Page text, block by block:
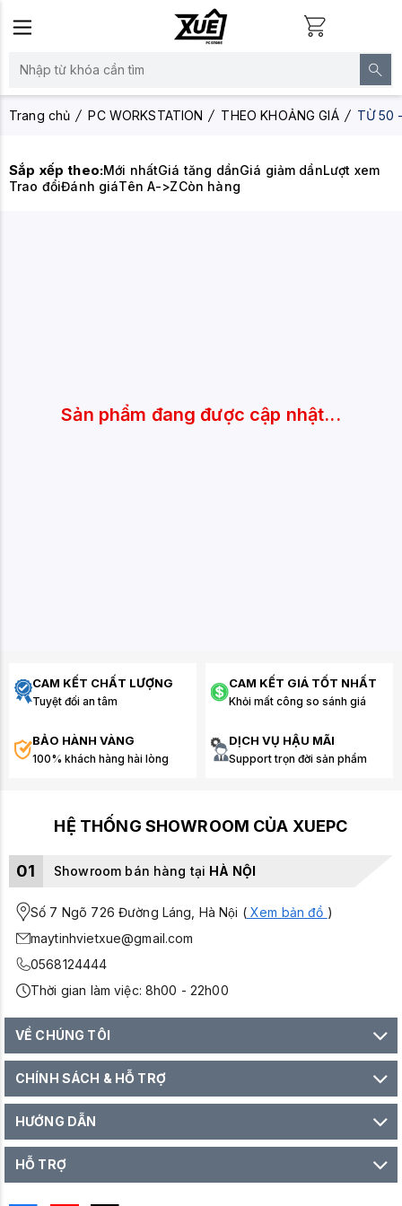
Trang chủ PC WORKSTATION THEO KHOẢNG GIÁ TỪ 50
Sắp xếp theo:Mới nhấtGiá tăng dầnGiá giảm dầnLượt xem
Trao đổiĐánh giáTên A->ZCòn hàng
Sản phẩm đang được cập nhật...
CAM KẾT CHẤT LƯỢNG
Tuyệt đối an tâm
CAM KẾT GIÁ TỐT NHẤT
Khỏi mất công so sánh giá
BẢO HÀNH VÀNG
100% khách hàng hài lòng
DỊCH VỤ HẬU MÃI
Support trọn đời sản phẩm
HỆ THỐNG SHOWROOM CỦA XUEPC
01 Showroom bán hàng tại HÀ NỘI
Số 7 Ngõ 726 Đường Láng, Hà Nội (Xem bản đồ )
maytinhvietxue@gmail.com
0568124444
Thời gian làm việc: 8h00 - 22h00
VỀ CHÚNG TÔI
CHÍNH SÁCH & HỖ TRỢ
HƯỚNG DẪN
HỖ TRỢ